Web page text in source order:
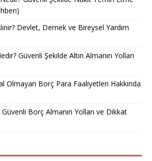
Devlet, Dernek ve Bireysel Yardım
Güvenli Şekilde Altın Almanın Yolları
Olmayan Borç Para Faaliyetleri Hakkında
Borç Almanın Yolları ve Dikkat